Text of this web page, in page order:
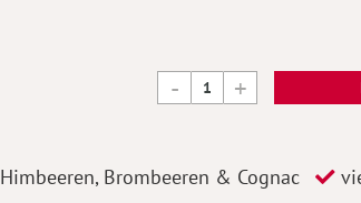
Himbeeren, Brombeeren & Cognac